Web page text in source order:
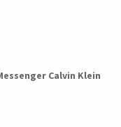
Calvin Klein